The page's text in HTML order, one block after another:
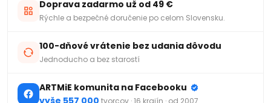
Doprava zadarmo už od 49 €
Rýchle a bezpečné doručenie po celom Slovensku.
100-dňové vrátenie bez udania dôvodu
Jednoducho a bez starostí
ARTMiE komunita na Facebooku
vyše 557 000 tvorcov · 16 krajín · od 2007